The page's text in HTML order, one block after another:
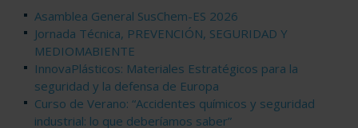
Asamblea General SusChem-ES 2026
Jornada Técnica, PREVENCIÓN, SEGURIDAD Y
MEDIOMABIENTE
InnovaPlásticos: Materiales Estratégicos para la
seguridad y la defensa de Europa
Curso de Verano: “Accidentes químicos y seguridad
industrial: lo que deberíamos saber”